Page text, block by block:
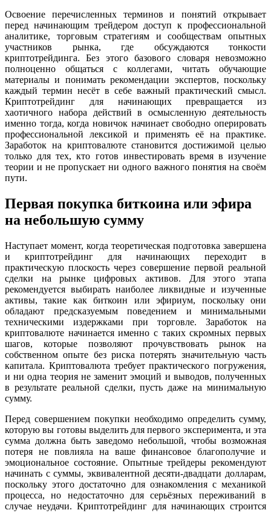
Освоение перечисленных терминов и понятий открывает
перед начинающим трейдером доступ к профессиональной
аналитике, торговым стратегиям и сообществам опытных
участников рынка, где обсуждаются тонкости
криптотрейдинга. Без этого базового словаря невозможно
полноценно общаться с коллегами, читать обучающие
материалы и понимать рекомендации экспертов, поскольку
каждый термин несёт в себе важный практический смысл.
Криптотрейдинг для начинающих превращается из
хаотичного набора действий в осмысленную деятельность
именно тогда, когда новичок начинает свободно оперировать
профессиональной лексикой и применять её на практике.
Заработок на криптовалюте становится достижимой целью
только для тех, кто готов инвестировать время в изучение
теории и не пропускает ни одного важного понятия на своём
пути.
Первая покупка биткоина или эфира
на небольшую сумму
Наступает момент, когда теоретическая подготовка завершена
и криптотрейдинг для начинающих переходит в
практическую плоскость через совершение первой реальной
сделки на рынке цифровых активов. Для этого этапа
рекомендуется выбирать наиболее ликвидные и изученные
активы, такие как биткоин или эфириум, поскольку они
обладают предсказуемым поведением и минимальными
техническими издержками при торговле. Заработок на
криптовалюте начинается именно с таких скромных первых
шагов, которые позволяют прочувствовать рынок на
собственном опыте без риска потерять значительную часть
капитала. Криптовалюта требует практического погружения,
и ни одна теория не заменит эмоций и выводов, полученных
в результате реальной сделки, пусть даже на минимальную
сумму.
Перед совершением покупки необходимо определить сумму,
которую вы готовы выделить для первого эксперимента, и эта
сумма должна быть заведомо небольшой, чтобы возможная
потеря не повлияла на ваше финансовое благополучие и
эмоциональное состояние. Опытные трейдеры рекомендуют
начинать с суммы, эквивалентной десяти-двадцати долларам,
поскольку этого достаточно для ознакомления с механикой
процесса, но недостаточно для серьёзных переживаний в
случае неудачи. Криптотрейдинг для начинающих строится